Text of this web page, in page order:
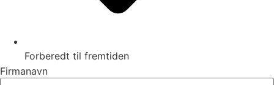
Forberedt til fremtiden
Firmanavn